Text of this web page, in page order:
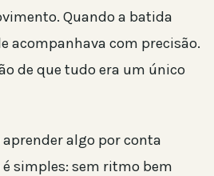
Quando a batida
acompanhava com precisão.
de que tudo era um único
algo por conta
simples: sem ritmo bem